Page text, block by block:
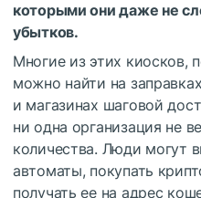
которыми они даже не
убытков.
Многие из этих киосков,
можно найти на
и магазинах шаговой
ни одна организация не
количества. Люди могут
автоматы, покупать
получать ее на адрес